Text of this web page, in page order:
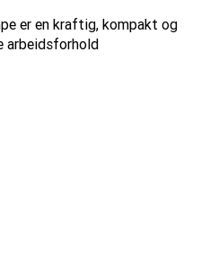
er en kraftig, kompakt og
arbeidsforhold